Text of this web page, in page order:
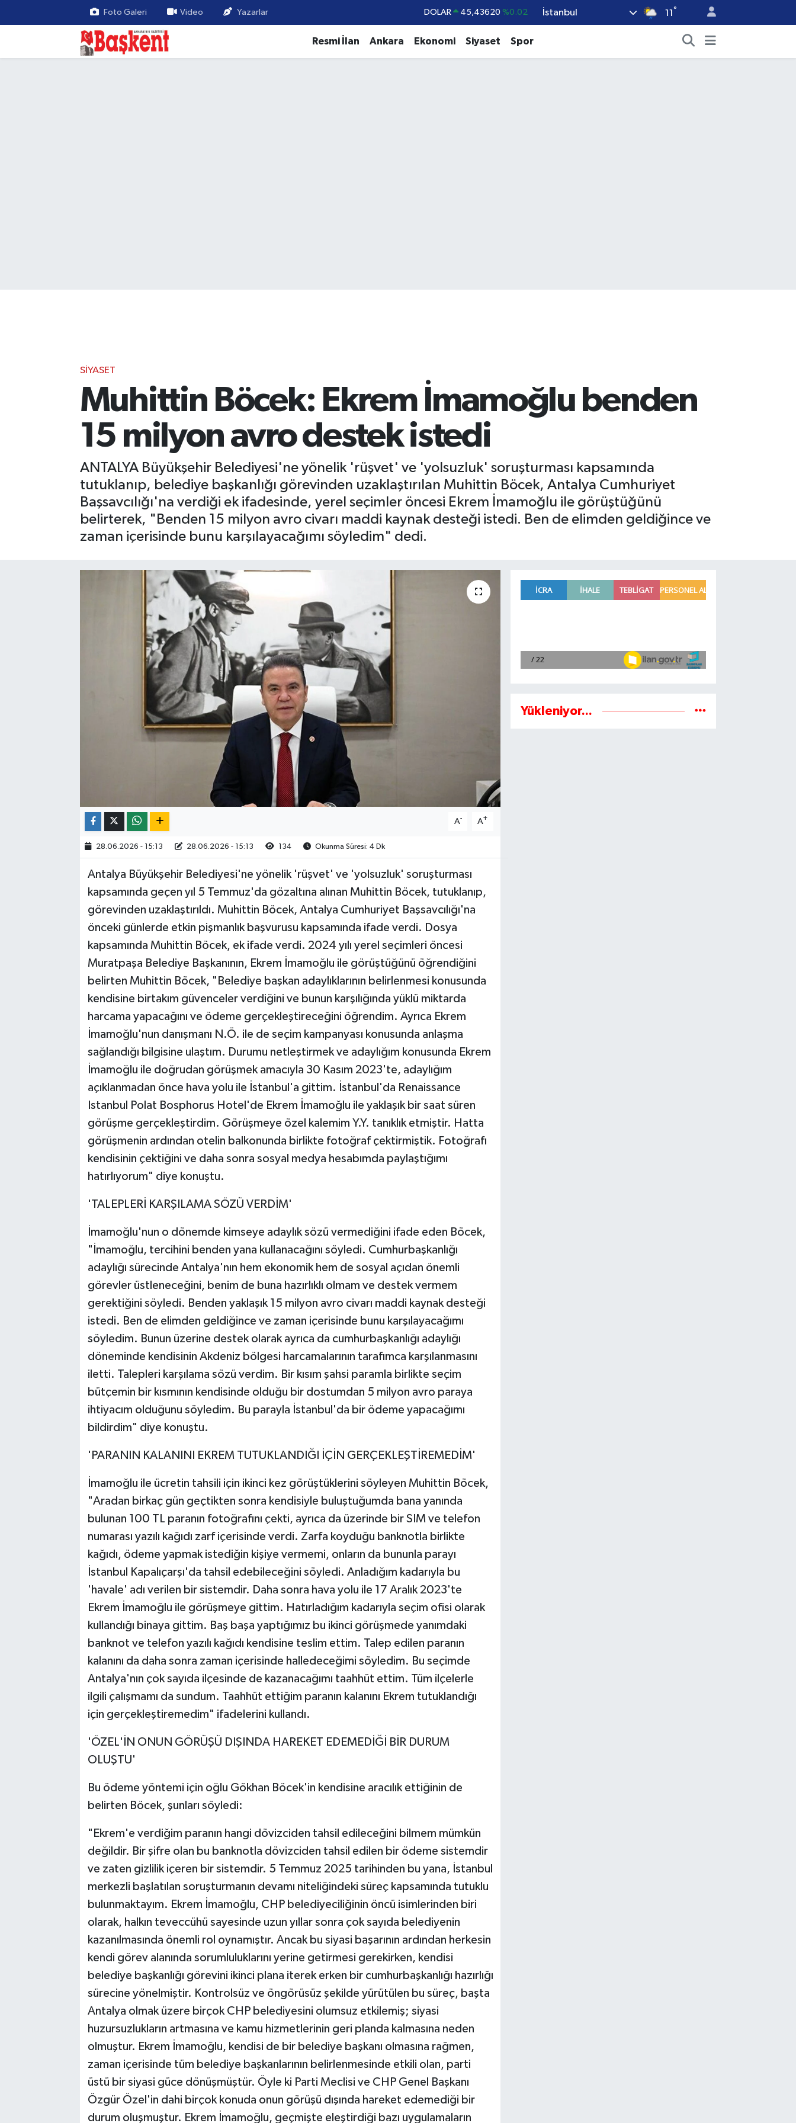
Foto Galeri Video Yazarlar DOLAR 45,43620 %0.02 İstanbul 11 °
Resmi İlan Ankara Ekonomi Siyaset Spor
SIYASET
Muhittin Böcek: Ekrem İmamoğlu benden
15 milyon avro destek istedi
ANTALYA Büyükşehir Belediyesi'ne yönelik 'rüşvet' ve 'yolsuzluk' soruşturması kapsamında
tutuklanıp, belediye başkanlığı görevinden uzaklaştırılan Muhittin Böcek, Antalya Cumhuriyet
Başsavcılığı'na verdiği ek ifadesinde, yerel seçimler öncesi Ekrem İmamoğlu ile görüştüğünü
belirterek, "Benden 15 milyon avro civarı maddi kaynak desteği istedi. Ben de elimden geldiğince ve
zaman içerisinde bunu karşılayacağımı söyledim" dedi.
A- A+
28.06.2026 - 15:13 28.06.2026 - 15:13 134 Okunma Süresi: 4 Dk
Antalya Büyükşehir Belediyesi'ne yönelik 'rüşvet' ve 'yolsuzluk' soruşturması
kapsamında geçen yıl 5 Temmuz'da gözaltına alınan Muhittin Böcek, tutuklanıp,
görevinden uzaklaştırıldı. Muhittin Böcek, Antalya Cumhuriyet Başsavcılığı'na
önceki günlerde etkin pişmanlık başvurusu kapsamında ifade verdi. Dosya
kapsamında Muhittin Böcek, ek ifade verdi. 2024 yılı yerel seçimleri öncesi
Muratpaşa Belediye Başkanının, Ekrem İmamoğlu ile görüştüğünü öğrendiğini
belirten Muhittin Böcek, "Belediye başkan adaylıklarının belirlenmesi konusunda
kendisine birtakım güvenceler verdiğini ve bunun karşılığında yüklü miktarda
harcama yapacağını ve ödeme gerçekleştireceğini öğrendim. Ayrıca Ekrem
İmamoğlu'nun danışmanı N.Ö. ile de seçim kampanyası konusunda anlaşma
sağlandığı bilgisine ulaştım. Durumu netleştirmek ve adaylığım konusunda Ekrem
İmamoğlu ile doğrudan görüşmek amacıyla 30 Kasım 2023'te, adaylığım
açıklanmadan önce hava yolu ile İstanbul'a gittim. İstanbul'da Renaissance
Istanbul Polat Bosphorus Hotel'de Ekrem İmamoğlu ile yaklaşık bir saat süren
görüşme gerçekleştirdim. Görüşmeye özel kalemim Y.Y. tanıklık etmiştir. Hatta
görüşmenin ardından otelin balkonunda birlikte fotoğraf çektirmiştik. Fotoğrafı
kendisinin çektiğini ve daha sonra sosyal medya hesabımda paylaştığımı
hatırlıyorum" diye konuştu.
'TALEPLERİ KARŞILAMA SÖZÜ VERDİM'
İmamoğlu'nun o dönemde kimseye adaylık sözü vermediğini ifade eden Böcek,
"İmamoğlu, tercihini benden yana kullanacağını söyledi. Cumhurbaşkanlığı
adaylığı sürecinde Antalya'nın hem ekonomik hem de sosyal açıdan önemli
görevler üstleneceğini, benim de buna hazırlıklı olmam ve destek vermem
gerektiğini söyledi. Benden yaklaşık 15 milyon avro civarı maddi kaynak desteği
istedi. Ben de elimden geldiğince ve zaman içerisinde bunu karşılayacağımı
söyledim. Bunun üzerine destek olarak ayrıca da cumhurbaşkanlığı adaylığı
döneminde kendisinin Akdeniz bölgesi harcamalarının tarafımca karşılanmasını
iletti. Talepleri karşılama sözü verdim. Bir kısım şahsi paramla birlikte seçim
bütçemin bir kısmının kendisinde olduğu bir dostumdan 5 milyon avro paraya
ihtiyacım olduğunu söyledim. Bu parayla İstanbul'da bir ödeme yapacağımı
bildirdim" diye konuştu.
'PARANIN KALANINI EKREM TUTUKLANDIĞI İÇİN GERÇEKLEŞTİREMEDİM'
İmamoğlu ile ücretin tahsili için ikinci kez görüştüklerini söyleyen Muhittin Böcek,
"Aradan birkaç gün geçtikten sonra kendisiyle buluştuğumda bana yanında
bulunan 100 TL paranın fotoğrafını çekti, ayrıca da üzerinde bir SIM ve telefon
numarası yazılı kağıdı zarf içerisinde verdi. Zarfa koyduğu banknotla birlikte
kağıdı, ödeme yapmak istediğin kişiye vermemi, onların da bununla parayı
İstanbul Kapalıçarşı'da tahsil edebileceğini söyledi. Anladığım kadarıyla bu
'havale' adı verilen bir sistemdir. Daha sonra hava yolu ile 17 Aralık 2023'te
Ekrem İmamoğlu ile görüşmeye gittim. Hatırladığım kadarıyla seçim ofisi olarak
kullandığı binaya gittim. Baş başa yaptığımız bu ikinci görüşmede yanımdaki
banknot ve telefon yazılı kağıdı kendisine teslim ettim. Talep edilen paranın
kalanını da daha sonra zaman içerisinde halledeceğimi söyledim. Bu seçimde
Antalya'nın çok sayıda ilçesinde de kazanacağımı taahhüt ettim. Tüm ilçelerle
ilgili çalışmamı da sundum. Taahhüt ettiğim paranın kalanını Ekrem tutuklandığı
için gerçekleştiremedim" ifadelerini kullandı.
'ÖZEL'İN ONUN GÖRÜŞÜ DIŞINDA HAREKET EDEMEDİĞİ BİR DURUM
OLUŞTU'
Bu ödeme yöntemi için oğlu Gökhan Böcek'in kendisine aracılık ettiğinin de
belirten Böcek, şunları söyledi:
"Ekrem'e verdiğim paranın hangi dövizciden tahsil edileceğini bilmem mümkün
değildir. Bir şifre olan bu banknotla dövizciden tahsil edilen bir ödeme sistemdir
ve zaten gizlilik içeren bir sistemdir. 5 Temmuz 2025 tarihinden bu yana, İstanbul
merkezli başlatılan soruşturmanın devamı niteliğindeki süreç kapsamında tutuklu
bulunmaktayım. Ekrem İmamoğlu, CHP belediyeciliğinin öncü isimlerinden biri
olarak, halkın teveccühü sayesinde uzun yıllar sonra çok sayıda belediyenin
kazanılmasında önemli rol oynamıştır. Ancak bu siyasi başarının ardından herkesin
kendi görev alanında sorumluluklarını yerine getirmesi gerekirken, kendisi
belediye başkanlığı görevini ikinci plana iterek erken bir cumhurbaşkanlığı hazırlığı
sürecine yönelmiştir. Kontrolsüz ve öngörüsüz şekilde yürütülen bu süreç, başta
Antalya olmak üzere birçok CHP belediyesini olumsuz etkilemiş; siyasi
huzursuzlukların artmasına ve kamu hizmetlerinin geri planda kalmasına neden
olmuştur. Ekrem İmamoğlu, kendisi de bir belediye başkanı olmasına rağmen,
zaman içerisinde tüm belediye başkanlarının belirlenmesinde etkili olan, parti
üstü bir siyasi güce dönüşmüştür. Öyle ki Parti Meclisi ve CHP Genel Başkanı
Özgür Özel'in dahi birçok konuda onun görüşü dışında hareket edemediği bir
durum oluşmuştur. Ekrem İmamoğlu, geçmişte eleştirdiği bazı uygulamaların
Yükleniyor...